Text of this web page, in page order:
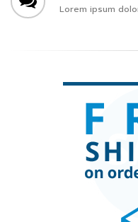
Lorem ipsum